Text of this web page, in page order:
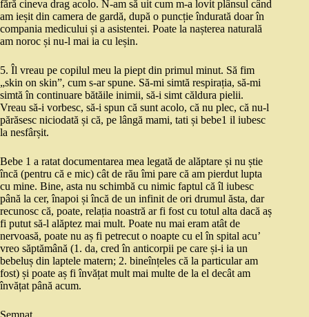
fără cineva drag acolo. N-am să uit cum m-a lovit plânsul când
am ieșit din camera de gardă, după o puncție îndurată doar în
compania medicului și a asistentei. Poate la nașterea naturală
am noroc și nu-l mai ia cu leșin.
5. Îl vreau pe copilul meu la piept din primul minut. Să fim
„skin on skin”, cum s-ar spune. Să-mi simtă respirația, să-mi
simtă în continuare bătăile inimii, să-i simt căldura pielii.
Vreau să-i vorbesc, să-i spun că sunt acolo, că nu plec, că nu-l
părăsesc niciodată și că, pe lângă mami, tati și bebe1 il iubesc
la nesfârșit.
Bebe 1 a ratat documentarea mea legată de alăptare și nu știe
încă (pentru că e mic) cât de rău îmi pare că am pierdut lupta
cu mine. Bine, asta nu schimbă cu nimic faptul că îl iubesc
până la cer, înapoi și încă de un infinit de ori drumul ăsta, dar
recunosc că, poate, relația noastră ar fi fost cu totul alta dacă aș
fi putut să-l alăptez mai mult. Poate nu mai eram atât de
nervoasă, poate nu aș fi petrecut o noapte cu el în spital acu’
vreo săptămână (1. da, cred în anticorpii pe care și-i ia un
bebeluș din laptele matern; 2. bineînțeles că la particular am
fost) și poate aș fi învățat mult mai multe de la el decât am
învățat până acum.